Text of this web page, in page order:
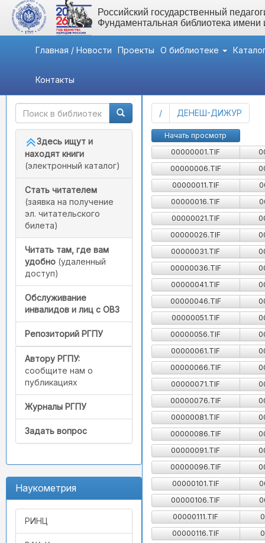
Российский государственный
Фундаментальная библиотека
Главная / Новости Проекты О библиотеке
Контакты
Быстрый доступ
Здесь ищут и
находят книги
(электронный каталог)
Стать читателем
(заявка на получение
эл. читательского
билета)
Читать там, где вам
удобно (удаленный
доступ)
Обслуживание
инвалидов и лиц с ОВЗ
Репозиторий РГПУ
Автору РГПУ:
сообщите нам о
публикациях
Журналы РГПУ
Задать вопрос
Наукометрия
РИНЦ
/(current)ДЕНЕШ-ДИЖУР
Начать просмотр
00000001.TIF
00000006.TIF
00000011.TIF
00000016.TIF
00000021.TIF
00000026.TIF
00000031.TIF
00000036.TIF
00000041.TIF
00000046.TIF
00000051.TIF
00000056.TIF
00000061.TIF
00000066.TIF
00000071.TIF
00000076.TIF
00000081.TIF
00000086.TIF
00000091.TIF
00000096.TIF
00000101.TIF
00000106.TIF
00000111.TIF
00000116.TIF